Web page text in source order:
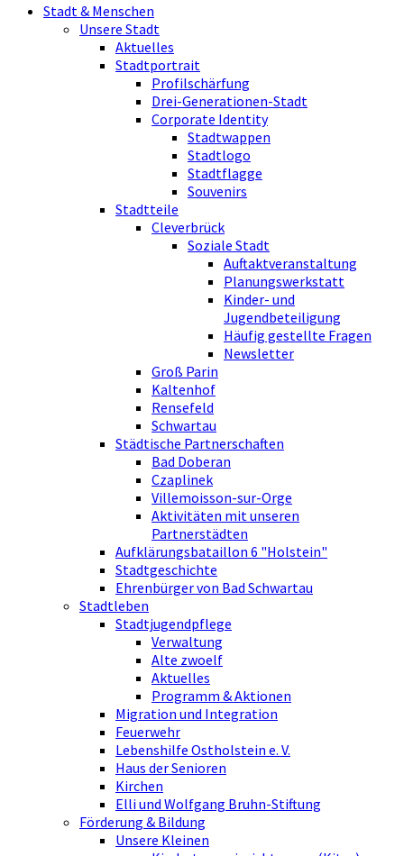
Stadt & Menschen
Unsere Stadt
Aktuelles
Stadtportrait
Profilschärfung
Drei-Generationen-Stadt
Corporate Identity
Stadtwappen
Stadtlogo
Stadtflagge
Souvenirs
Stadtteile
Cleverbrück
Soziale Stadt
Auftaktveranstaltung
Planungswerkstatt
Kinder- und
Jugendbeteiligung
Häufig gestellte Fragen
Newsletter
Groß Parin
Kaltenhof
Rensefeld
Schwartau
Städtische Partnerschaften
Bad Doberan
Czaplinek
Villemoisson-sur-Orge
Aktivitäten mit unseren
Partnerstädten
Aufklärungsbataillon 6 "Holstein"
Stadtgeschichte
Ehrenbürger von Bad Schwartau
Stadtleben
Stadtjugendpflege
Verwaltung
Alte zwoelf
Aktuelles
Programm & Aktionen
Migration und Integration
Feuerwehr
Lebenshilfe Ostholstein e. V.
Haus der Senioren
Kirchen
Elli und Wolfgang Bruhn-Stiftung
Förderung & Bildung
Unsere Kleinen